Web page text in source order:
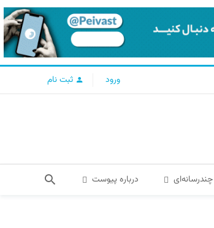
ورود ثبت نام
چندرسانه‌ای درباره پیوست